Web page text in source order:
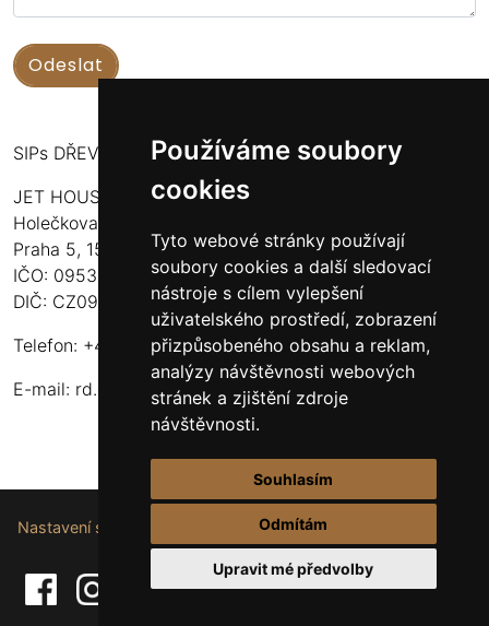
Používáme soubory
cookies
Tyto webové stránky používají
soubory cookies a další sledovací
nástroje s cílem vylepšení
uživatelského prostředí, zobrazení
přizpůsobeného obsahu a reklam,
analýzy návštěvnosti webových
stránek a zjištění zdroje
návštěvnosti.
Souhlasím
Odmítám
Upravit mé předvolby
SIPs DŘEVOSTAVBY
JET HOUSE S.R.O.
Holečkova 789/49
Praha 5, 150 00
IČO: 09532935
DIČ: CZ09532935
Telefon: +420 737 107 003
E-mail: rd.drevostavby@gmail.com
Nastavení souborů cookie.